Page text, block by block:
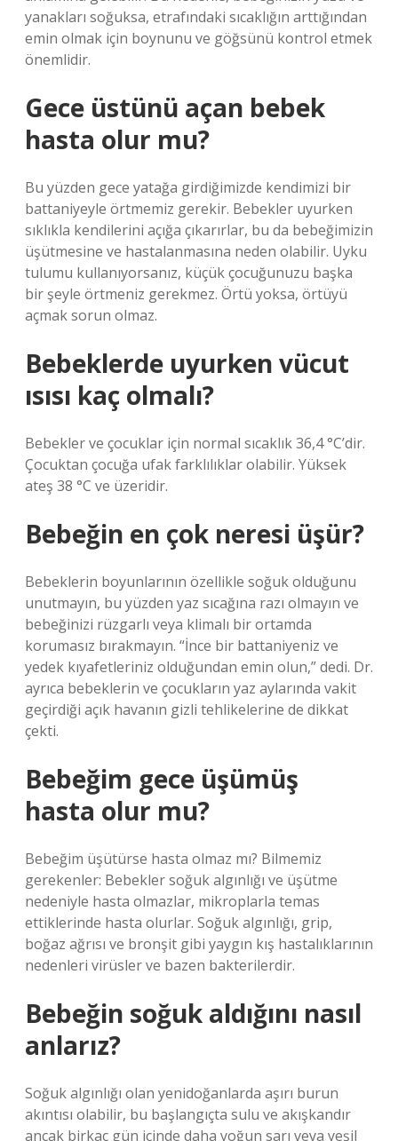
yanakları soğuksa, etrafındaki sıcaklığın arttığından
emin olmak için boynunu ve göğsünü kontrol etmek
önemlidir.
Gece üstünü açan bebek
hasta olur mu?
Bu yüzden gece yatağa girdiğimizde kendimizi bir
battaniyeyle örtmemiz gerekir. Bebekler uyurken
sıklıkla kendilerini açığa çıkarırlar, bu da bebeğimizin
üşütmesine ve hastalanmasına neden olabilir. Uyku
tulumu kullanıyorsanız, küçük çocuğunuzu başka
bir şeyle örtmeniz gerekmez. Örtü yoksa, örtüyü
açmak sorun olmaz.
Bebeklerde uyurken vücut
ısısı kaç olmalı?
Bebekler ve çocuklar için normal sıcaklık 36,4 °C’dir.
Çocuktan çocuğa ufak farklılıklar olabilir. Yüksek
ateş 38 °C ve üzeridir.
Bebeğin en çok neresi üşür?
Bebeklerin boyunlarının özellikle soğuk olduğunu
unutmayın, bu yüzden yaz sıcağına razı olmayın ve
bebeğinizi rüzgarlı veya klimalı bir ortamda
korumasız bırakmayın. “İnce bir battaniyeniz ve
yedek kıyafetleriniz olduğundan emin olun,” dedi. Dr.
ayrıca bebeklerin ve çocukların yaz aylarında vakit
geçirdiği açık havanın gizli tehlikelerine de dikkat
çekti.
Bebeğim gece üşümüş
hasta olur mu?
Bebeğim üşütürse hasta olmaz mı? Bilmemiz
gerekenler: Bebekler soğuk algınlığı ve üşütme
nedeniyle hasta olmazlar, mikroplarla temas
ettiklerinde hasta olurlar. Soğuk algınlığı, grip,
boğaz ağrısı ve bronşit gibi yaygın kış hastalıklarının
nedenleri virüsler ve bazen bakterilerdir.
Bebeğin soğuk aldığını nasıl
anlarız?
Soğuk algınlığı olan yenidoğanlarda aşırı burun
akıntısı olabilir, bu başlangıçta sulu ve akışkandır
ancak birkaç gün içinde daha yoğun sarı veya yeşil